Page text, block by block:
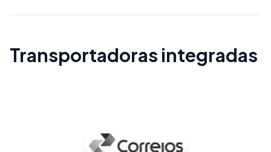
Transportadoras integradas